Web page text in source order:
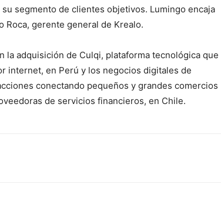
segmento de clientes objetivos. Lumingo encaja
Roca, gerente general de Krealo.
adquisición de Culqi, plataforma tecnológica que
internet, en Perú y los negocios digitales de
conectando pequeños y grandes comercios
de servicios financieros, en Chile.